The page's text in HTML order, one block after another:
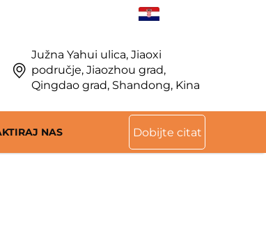
Južna Yahui ulica, Jiaoxi
područje, Jiaozhou grad,
Qingdao grad, Shandong, Kina
NAS Dobijte citat